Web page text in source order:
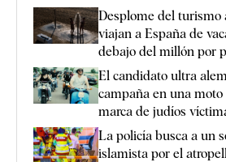
Desplome del turismo
viajan a España de
debajo del millón por
El candidato ultra
campaña en una
marca de judíos
La policía busca a un
islamista por el